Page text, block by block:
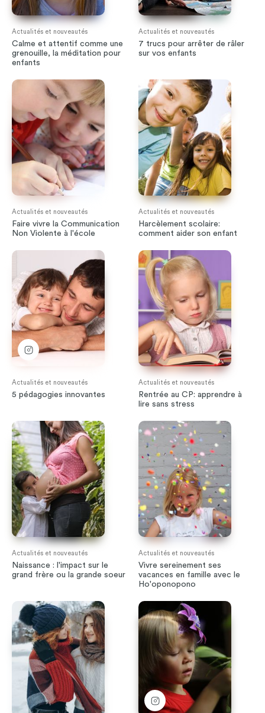
Actualités et nouveautés
Calme et attentif comme une
grenouille, la méditation pour
enfants
Actualités et nouveautés
7 trucs pour arrêter de râler
sur vos enfants
Actualités et nouveautés
Faire vivre la Communication
Non Violente à l'école
Actualités et nouveautés
Harcèlement scolaire:
comment aider son enfant
Actualités et nouveautés
5 pédagogies innovantes
Actualités et nouveautés
Rentrée au CP: apprendre à
lire sans stress
Actualités et nouveautés
Naissance : l'impact sur le
grand frère ou la grande soeur
Actualités et nouveautés
Vivre sereinement ses
vacances en famille avec le
Ho'oponopono